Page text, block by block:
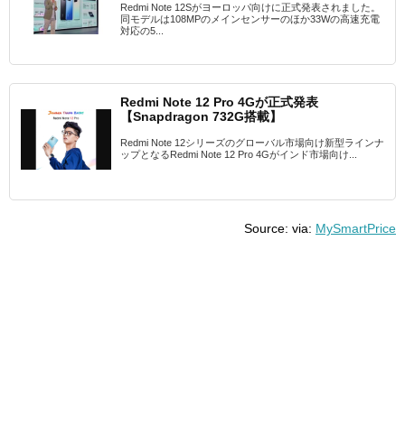
Redmi Note 12Sがヨーロッパ向けに正式発表されました。
同モデルは108MPのメインセンサーのほか33Wの高速充電
対応の5...
Redmi Note 12 Pro 4Gが正式発表
【Snapdragon 732G搭載】
Redmi Note 12シリーズのグローバル市場向け新型ラインナ
ップとなるRedmi Note 12 Pro 4Gがインド市場向け...
Source: via: MySmartPrice